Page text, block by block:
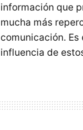
información que
mucha más
comunicación. Es
influencia de